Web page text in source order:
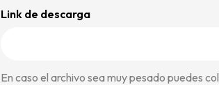
Link de descarga
En caso el archivo sea muy pesado puedes